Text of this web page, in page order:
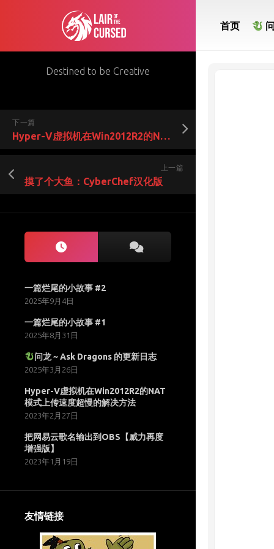
Destined to be Creative
下一篇
Hyper-V虚拟机在Win2012R2的NAT模式上传速度超慢的解决方法
上一篇
摸了个大鱼：CyberChef汉化版
一篇烂尾的小故事 #2
2025年9月4日
一篇烂尾的小故事 #1
2025年8月31日
问龙 ~ Ask Dragons 的更新日志
2025年3月26日
Hyper-V虚拟机在Win2012R2的NAT
模式上传速度超慢的解决方法
2023年2月27日
把网易云歌名输出到OBS【威力再度
增强版】
2023年1月19日
友情链接
首页